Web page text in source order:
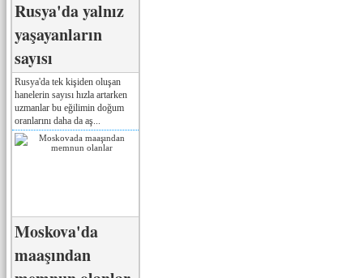
Rusya'da yalnız
yaşayanların
sayısı
Rusya'da tek kişiden oluşan
hanelerin sayısı hızla artarken
uzmanlar bu eğilimin doğum
oranlarını daha da aş...
Moskova'da
maaşından